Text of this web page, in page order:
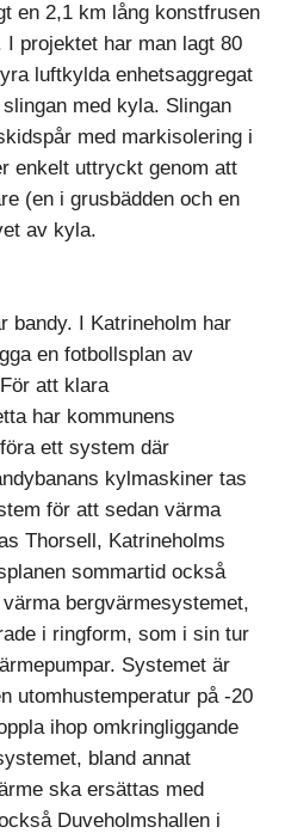
en 2,1 km lång konstfrusen
projektet har man lagt 80
luftkylda enhetsaggregat
med kyla. Slingan
med markisolering i
enkelt uttryckt genom att
(en i grusbädden och en
av kyla.
bandy. I Katrineholm har
en fotbollsplan av
att klara
har kommunens
ett system där
kylmaskiner tas
för att sedan värma
Thorsell, Katrineholms
sommartid också
bergvärmesystemet,
i ringform, som i sin tur
Systemet är
utomhustemperatur på -20
ihop omkringliggande
bland annat
ska ersättas med
Duveholmshallen i